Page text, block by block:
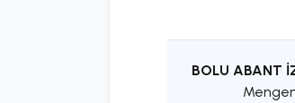
BOLU ABANT